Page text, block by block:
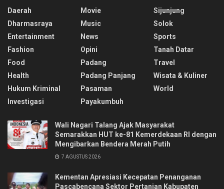
Daerah
Dharmasraya
Entertainment
Fashion
Food
Health
Hukum Kriminal
Investigasi
Movie
Music
News
Opini
Padang
Padang Panjang
Pasaman
Payakumbuh
Sijunjung
Solok
Sports
Tanah Datar
Travel
Wisata & Kuliner
World
Wali Nagari Talang Ajak Masyarakat
Semarakkan HUT ke-81 Kemerdekaan RI dengan
Mengibarkan Bendera Merah Putih
7 AGUSTUS 2026
Kementan Apresiasi Kecepatan Penanganan
Pascabencana Sektor Pertanian Kabupaten